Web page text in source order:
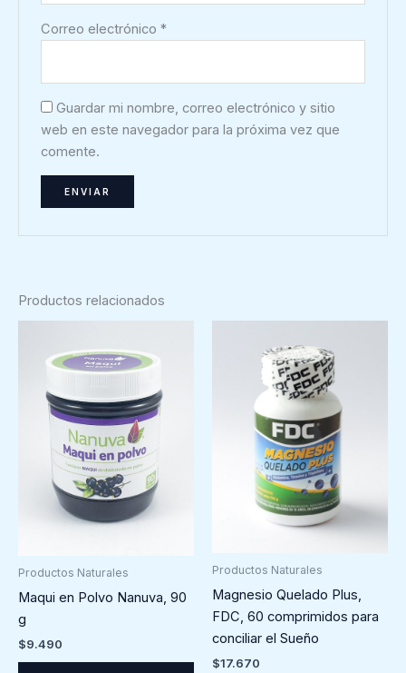
Correo electrónico*
Guardar mi nombre, correo electrónico y sitio
web en este navegador para la próxima vez que
comente.
Productos relacionados
Productos Naturales
Maqui en Polvo Nanuva, 90
g
$9.490
Productos Naturales
Magnesio Quelado Plus,
FDC, 60 comprimidos para
conciliar el Sueño
$17.670